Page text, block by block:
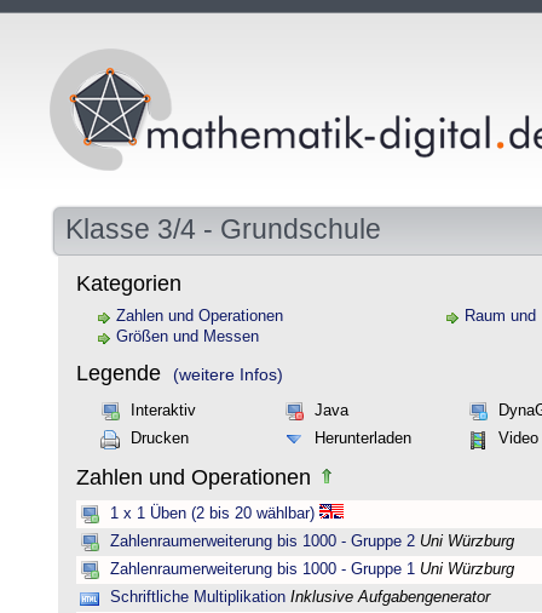
Klasse 3/4 - Grundschule
Kategorien
Zahlen und Operationen
Raum und
Größen und Messen
Legende (weitere Infos)
Interaktiv Java
Drucken
Herunterladen Video
Zahlen und Operationen
1 x 1 Üben (2 bis 20 wählbar)
Zahlenraumerweiterung bis 1000 - Gruppe 2 Uni Würzburg
Zahlenraumerweiterung bis 1000 - Gruppe 1 Uni Würzburg
Schriftliche Multiplikation Inklusive Aufgabengenerator